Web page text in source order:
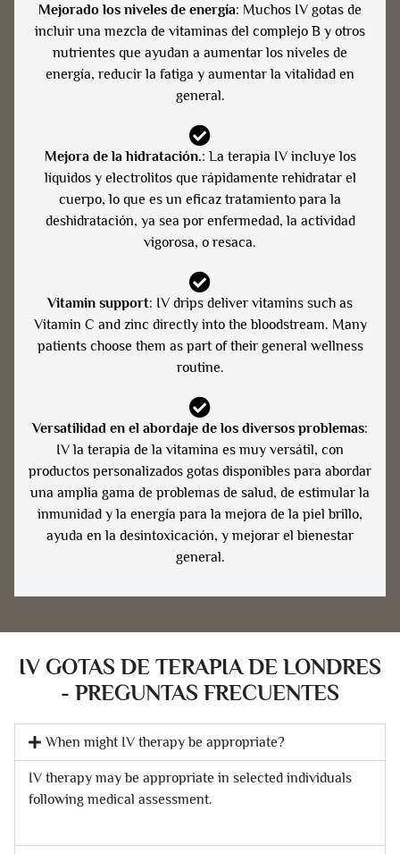
Mejorado los niveles de energía: Muchos IV gotas de
incluir una mezcla de vitaminas del complejo B y otros
nutrientes que ayudan a aumentar los niveles de
energía, reducir la fatiga y aumentar la vitalidad en
general.
Mejora de la hidratación.: La terapia IV incluye los
líquidos y electrolitos que rápidamente rehidratar el
cuerpo, lo que es un eficaz tratamiento para la
deshidratación, ya sea por enfermedad, la actividad
vigorosa, o resaca.
Vitamin support: IV drips deliver vitamins such as
Vitamin C and zinc directly into the bloodstream. Many
patients choose them as part of their general wellness
routine.
Versatilidad en el abordaje de los diversos problemas:
IV la terapia de la vitamina es muy versátil, con
productos personalizados gotas disponibles para abordar
una amplia gama de problemas de salud, de estimular la
inmunidad y la energía para la mejora de la piel brillo,
ayuda en la desintoxicación, y mejorar el bienestar
general.
IV GOTAS DE TERAPIA DE LONDRES
- PREGUNTAS FRECUENTES
When might IV therapy be appropriate?
IV therapy may be appropriate in selected individuals
following medical assessment.